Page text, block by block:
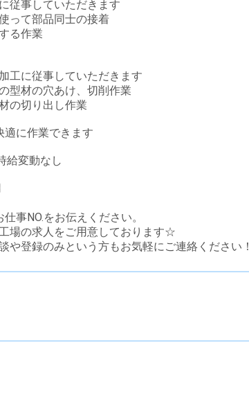
従事していただきます
って部品同士の接着
る作業
工に従事していただきます
型材の穴あけ、切削作業
の切り出し作業
に作業できます
給変動なし
事NO.をお伝えください。
場の求人をご用意しております☆
や登録のみという方もお気軽にご連絡ください！